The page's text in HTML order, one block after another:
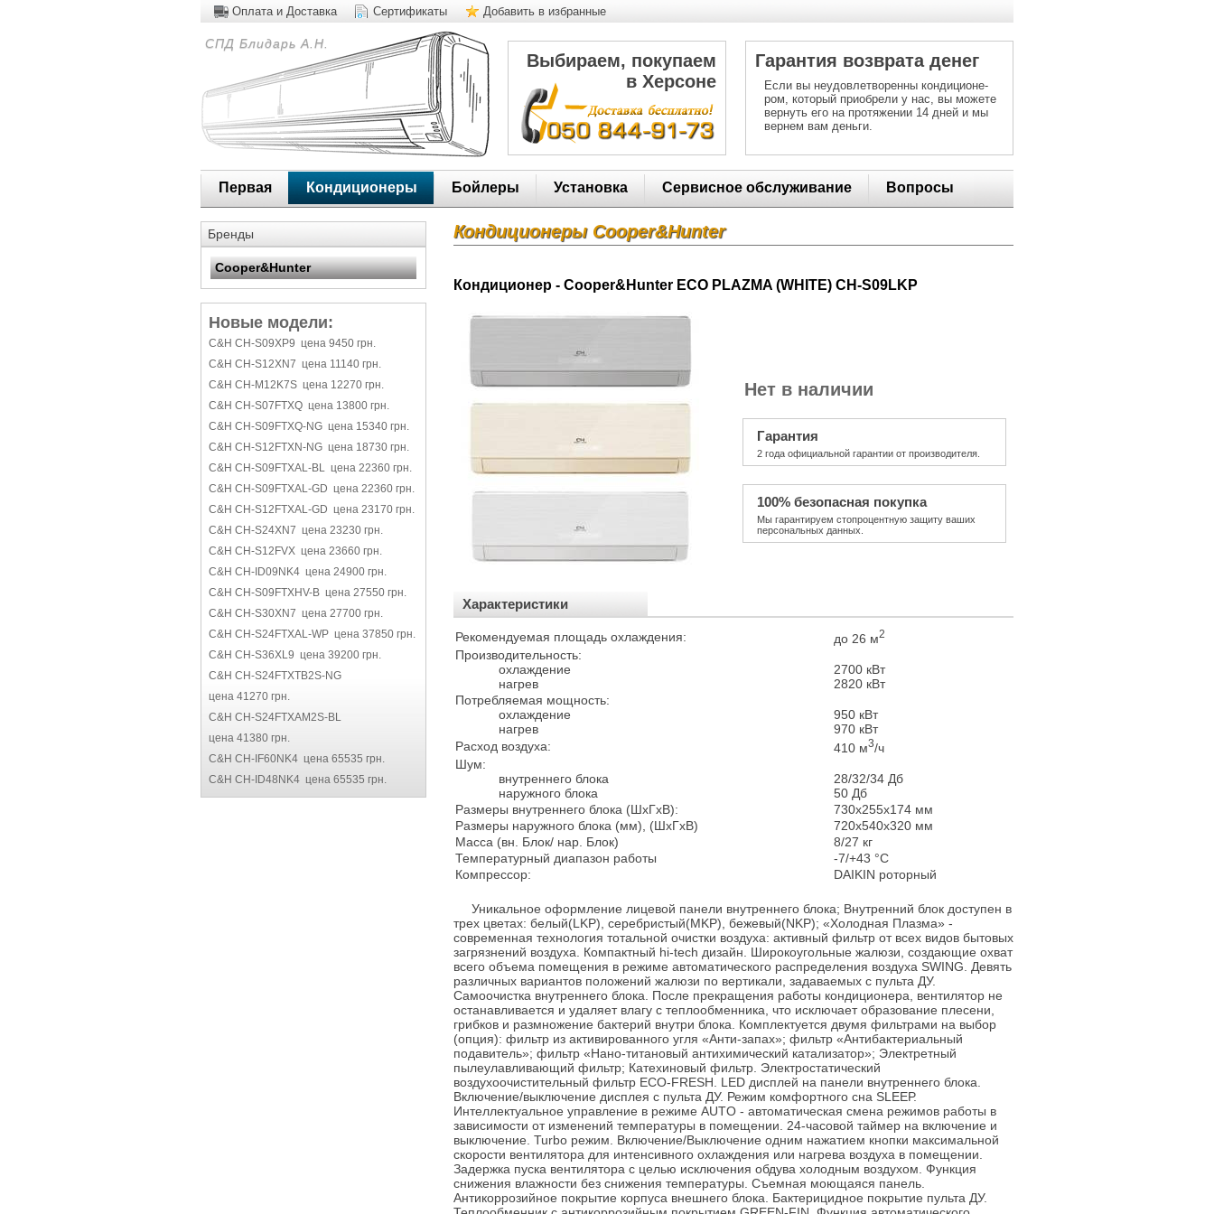
Оплата и Доставка Сертификаты Добавить в избранные
СПД Блидарь А.Н.
Выбираем, покупаем
в Херсоне
Гарантия возврата денег
Если вы неудовлетворенны кондиционе-
ром, который приобрели у нас, вы можете
вернуть его на протяжении 14 дней и мы
вернем вам деньги.
Первая Кондиционеры Бойлеры Установка Сервисное обслуживание Вопросы
Бренды
Cooper&Hunter
Новые модели:
C&H CH-S09XP9 цена 9450 грн.
C&H CH-S12XN7 цена 11140 грн.
C&H CH-M12K7S цена 12270 грн.
C&H CH-S07FTXQ цена 13800 грн.
C&H CH-S09FTXQ-NG цена 15340 грн.
C&H CH-S12FTXN-NG цена 18730 грн.
C&H CH-S09FTXAL-BL цена 22360 грн.
C&H CH-S09FTXAL-GD цена 22360 грн.
C&H CH-S12FTXAL-GD цена 23170 грн.
C&H CH-S24XN7 цена 23230 грн.
C&H CH-S12FVX цена 23660 грн.
C&H CH-ID09NK4 цена 24900 грн.
C&H CH-S09FTXHV-B цена 27550 грн.
C&H CH-S30XN7 цена 27700 грн.
C&H CH-S24FTXAL-WP цена 37850 грн.
C&H CH-S36XL9 цена 39200 грн.
C&H CH-S24FTXTB2S-NG
цена 41270 грн.
C&H CH-S24FTXAM2S-BL
цена 41380 грн.
C&H CH-IF60NK4 цена 65535 грн.
C&H CH-ID48NK4 цена 65535 грн.
Кондиционеры Cooper&Hunter
Кондиционер - Cooper&Hunter ECO PLAZMA (WHITE) CH-S09LKP
Нет в наличии
Гарантия
2 года официальной гарантии от производителя.
100% безопасная покупка
Мы гарантируем стопроцентную защиту ваших
персональных данных.
Характеристики
Рекомендуемая площадь охлаждения: до 26 м2
Производительность:
охлаждение
нагрев
2700 кВт
2820 кВт
Потребляемая мощность:
охлаждение
нагрев
950 кВт
970 кВт
Расход воздуха:
410 м3/ч
Шум:
внутреннего блока
наружного блока
28/32/34 Дб
50 Дб
Размеры внутреннего блока (ШхГxB):
730х255х174 мм
Размеры наружного блока (мм), (ШхГxB)
720х540х320 мм
Масса (вн. Блок/ нар. Блок)
8/27 кг
Температурный диапазон работы
-7/+43 °С
Компрессор:
DAIKIN роторный
Уникальное оформление лицевой панели внутреннего блока; Внутренний блок доступен в
трех цветах: белый(LKP), серебристый(MKP), бежевый(NKP); «Холодная Плазма» -
современная технология тотальной очистки воздуха: активный фильтр от всех видов бытовых
загрязнений воздуха. Компактный hi-tech дизайн. Широкоугольные жалюзи, создающие охват
всего объема помещения в режиме автоматического распределения воздуха SWING. Девять
различных вариантов положений жалюзи по вертикали, задаваемых с пульта ДУ.
Самоочистка внутреннего блока. После прекращения работы кондиционера, вентилятор не
останавливается и удаляет влагу с теплообменника, что исключает образование плесени,
грибков и размножение бактерий внутри блока. Комплектуется двумя фильтрами на выбор
(опция): фильтр из активированного угля «Анти-запах»; фильтр «Антибактериальный
подавитель»; фильтр «Нано-титановый антихимический катализатор»; Электретный
пылеулавливающий фильтр; Катехиновый фильтр. Электростатический
воздухоочистительный фильтр ЕСО-FRESH. LED дисплей на панели внутреннего блока.
Включение/выключение дисплея с пульта ДУ. Режим комфортного сна SLЕЕР.
Интеллектуальное управление в режиме AUTO - автоматическая смена режимов работы в
зависимости от изменений температуры в помещении. 24-часовой таймер на включение и
выключение. Turbo режим. Включение/Выключение одним нажатием кнопки максимальной
скорости вентилятора для интенсивного охлаждения или нагрева воздуха в помещении.
Задержка пуска вентилятора с целью исключения обдува холодным воздухом. Функция
снижения влажности без снижения температуры. Съемная моющаяся панель.
Антикоррозийное покрытие корпуса внешнего блока. Бактерицидное покрытие пульта ДУ.